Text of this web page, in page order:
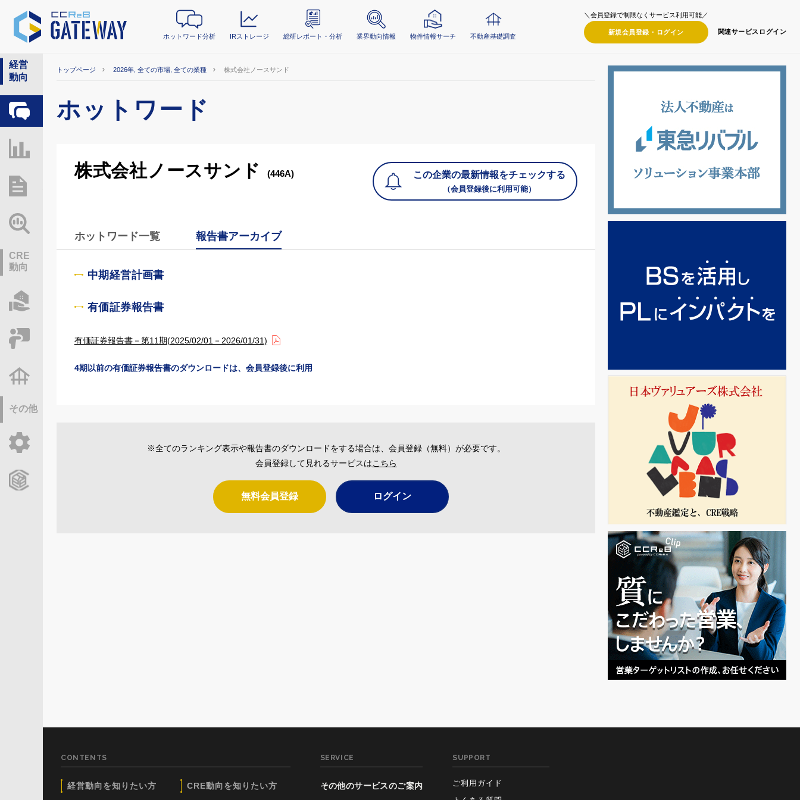
ホットワード分析 IRストレージ 総研レポート・分析 業界動向情報 物件情報サーチ 不動産基礎調査
＼会員登録で制限なくサービス利用可能／
新規会員登録・ ログイン 関連サービス ログイン
経営
動向
ホットワード分析
CRE
動向
物件情報サーチ
セミナー・研修
不動産基礎調査
その他
トップページ 2026年, 全ての市場, 全ての業種 株式会社ノースサンド
ホットワード
株式会社ノースサンド (446A) この企業の最新情報をチェックする
（会員登録後に利用可能）
ホットワード一覧 報告書アーカイブ
中期経営計画書
有価証券報告書
有価証券報告書－第11期(2025/02/01－2026/01/31)
4期以前の有価証券報告書のダウンロードは、会員登録後に利用
※全てのランキング表示や報告書のダウンロードをする場合は、会員登録（無料）が必要です。
会員登録して見れるサービスはこちら
無料会員登録 ログイン
CONTENTS
経営動向を知りたい方 CRE動向を知りたい方
SERVICE
その他のサービスのご案内
SUPPORT
ご利用ガイド